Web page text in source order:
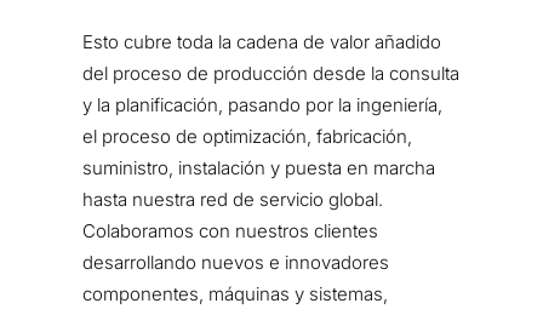
Esto cubre toda la cadena de valor añadido
del proceso de producción desde la consulta
y la planificación, pasando por la ingeniería,
el proceso de optimización, fabricación,
suministro, instalación y puesta en marcha
hasta nuestra red de servicio global.
Colaboramos con nuestros clientes
desarrollando nuevos e innovadores
componentes, máquinas y sistemas,